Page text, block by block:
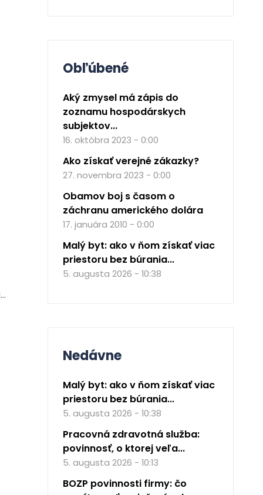
Obľúbené
Aký zmysel má zápis do
zoznamu hospodárskych
subjektov...
16. októbra 2023 - 0:00
Ako získať verejné zákazky?
27. novembra 2023 - 0:00
Obamov boj s časom o
záchranu amerického dolára
17. januára 2010 - 0:00
Malý byt: ako v ňom získať viac
priestoru bez búrania...
5. augusta 2026 - 10:38
Nedávne
Malý byt: ako v ňom získať viac
priestoru bez búrania...
5. augusta 2026 - 10:38
Pracovná zdravotná služba:
povinnosť, o ktorej veľa...
5. augusta 2026 - 10:13
BOZP povinnosti firmy: čo